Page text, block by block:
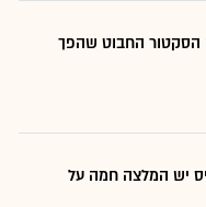
החבוט שהפך
יש המלצה חמה על